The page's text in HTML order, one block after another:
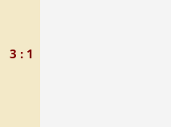
3 : 1